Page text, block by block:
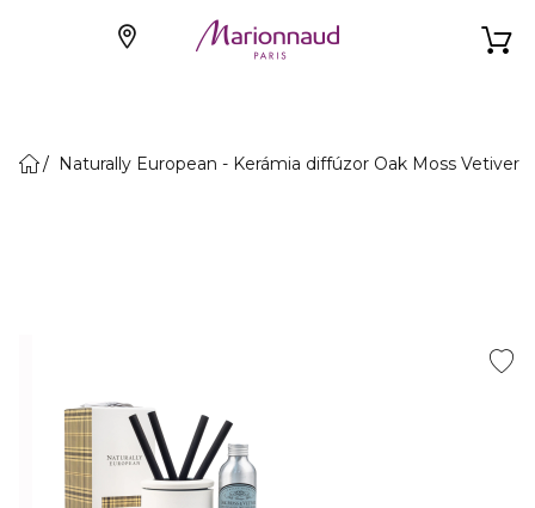
Naturally European - Kerámia diffúzor Oak Moss Vetiver